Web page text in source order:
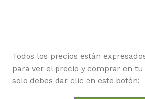
Todos los precios están
para ver el precio y comprar en
solo debes dar clic en este botón: